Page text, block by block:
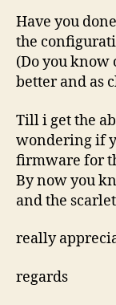
Have you
the
(Do you know
better and as
Till i get the
wondering if
firmware for
By now you
and the
really
regards